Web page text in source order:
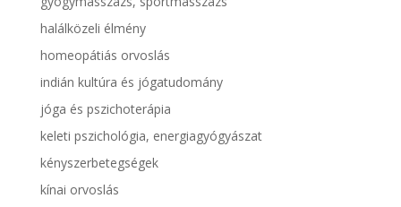
halálközeli élmény
homeopátiás orvoslás
indián kultúra és jógatudomány
jóga és pszichoterápia
keleti pszichológia, energiagyógyászat
kényszerbetegségek
kínai orvoslás